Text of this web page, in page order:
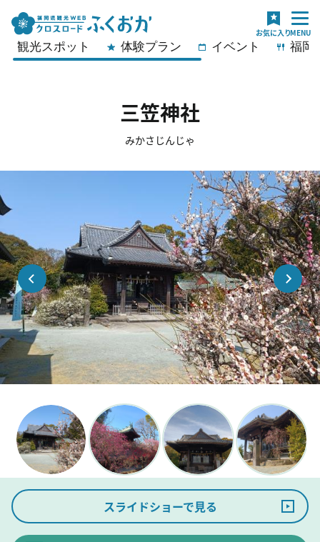
観光スポット 体験プラン イベント 福岡
三笠神社
みかさじんじゃ
スライドショーで見る